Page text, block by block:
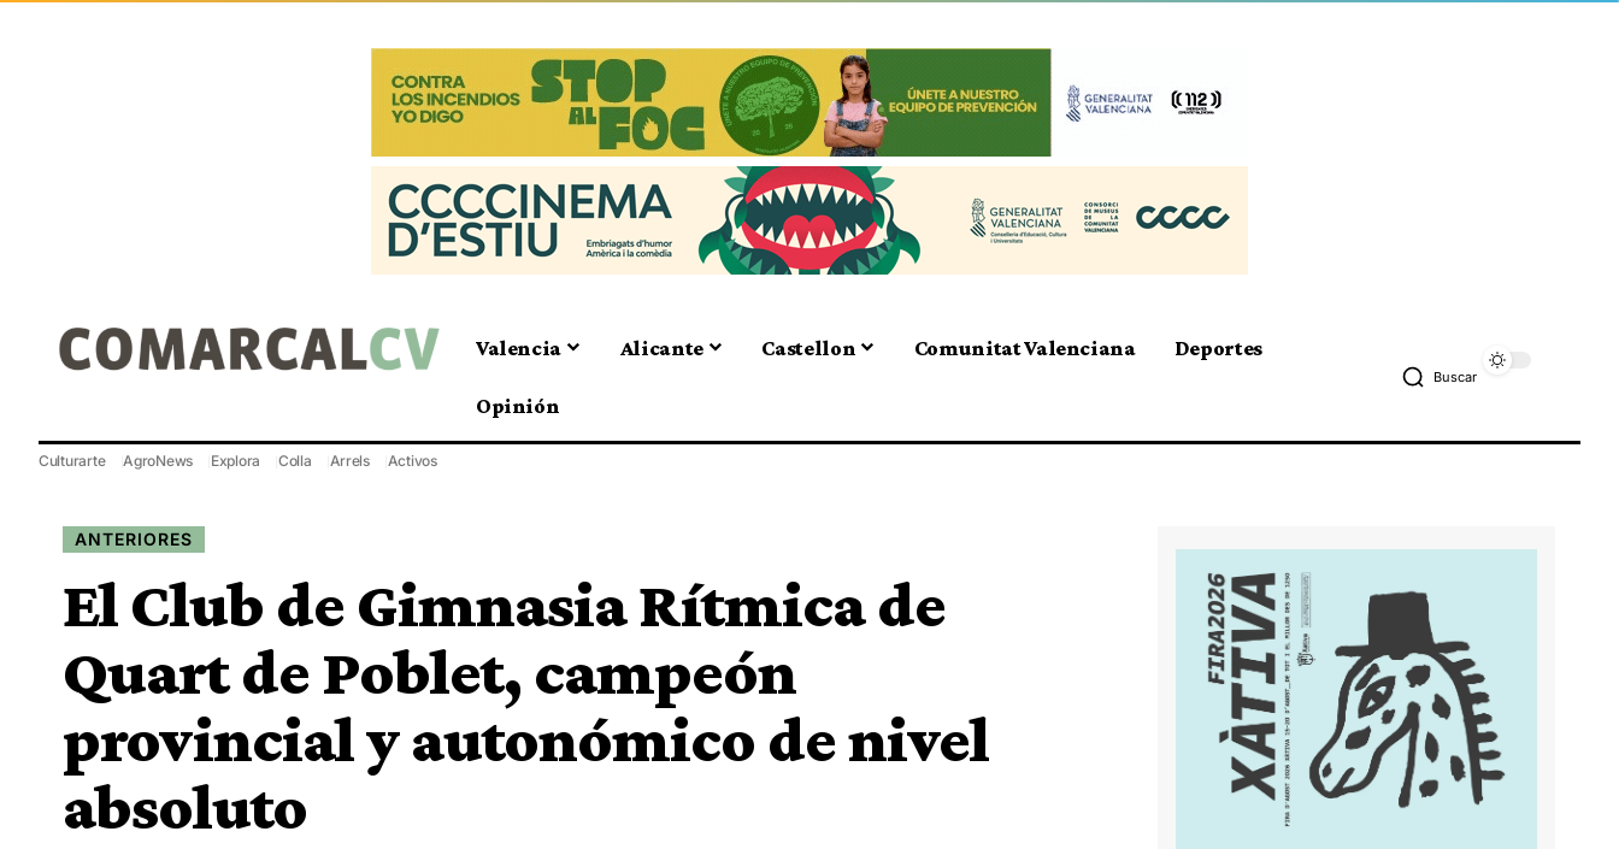
Valencia Alicante Castellon Comunitat Valenciana Deportes
Opinión
Buscar
Culturarte AgroNews Explora Colla Arrels Activos
ANTERIORES
El Club de Gimnasia Rítmica de
Quart de Poblet, campeón
provincial y autonómico de nivel
absoluto